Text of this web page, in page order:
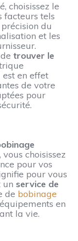
choisissez le
facteurs tels
du
et les
trouver le
en effet
de votre
pour
vous choisissez
pour vos
pour vous
un service de
de bobinage
en
la vie.